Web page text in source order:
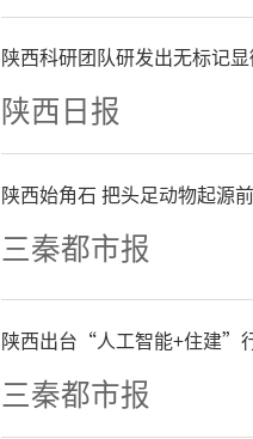
院长郑少华
汗水、奠定
崇高的敬意
近年来在改
陕西科研团队研发出无标记
陕西日报
陕西始角石 把头足动物起源
三秦都市报
陕西出台“人工智能+住建”
三秦都市报